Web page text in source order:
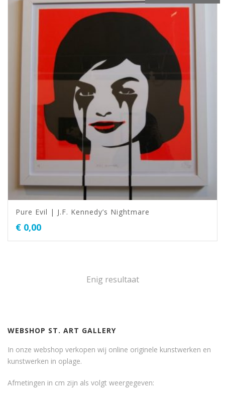
Pure Evil | J.F. Kennedy’s Nightmare
€ 0,00
Enig resultaat
WEBSHOP ST. ART GALLERY
In onze webshop verkopen wij online originele kunstwerken en
kunstwerken in oplage.
Afmetingen in cm zijn als volgt weergegeven: